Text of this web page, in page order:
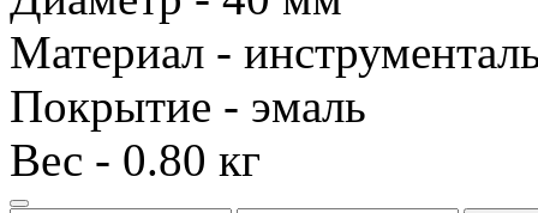
Материал -
Покрытие - эмаль
Вес - 0.80 кг